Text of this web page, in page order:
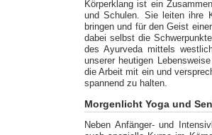
Körperklang ist ein
und Schulen. Sie leiten ihre
bringen und für den Geist
dabei selbst die
des Ayurveda mittels
unserer heutigen
die Arbeit mit ein und
spannend zu halten.
Morgenlicht Yoga und
Neben Anfänger- und